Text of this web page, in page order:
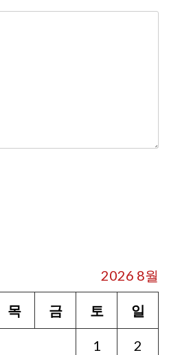
2026 8월
목 금 토 일
1 2